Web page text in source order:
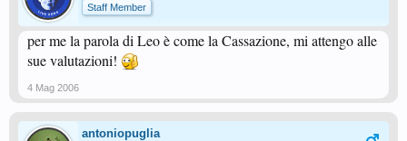
Staff Member
per me la parola di Leo è come la Cassazione, mi attengo alle
sue valutazioni!
4 Mag 2006
antoniopuglia